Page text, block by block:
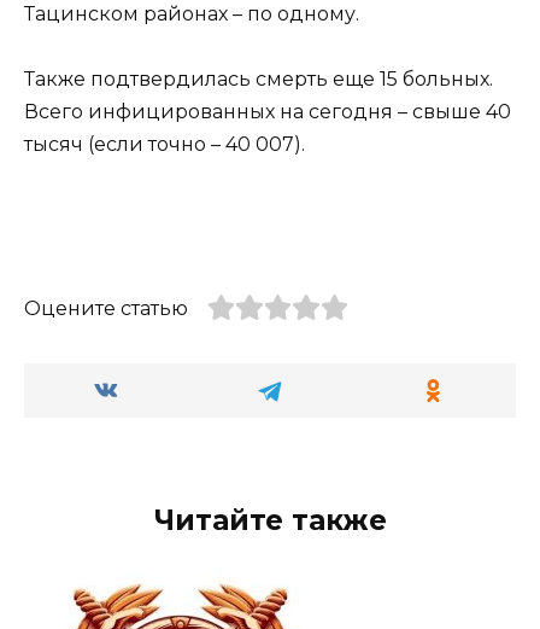
Тацинском районах – по одному.
Также подтвердилась смерть еще 15 больных.
Всего инфицированных на сегодня – свыше 40
тысяч (если точно – 40 007).
Оцените статью
Читайте также